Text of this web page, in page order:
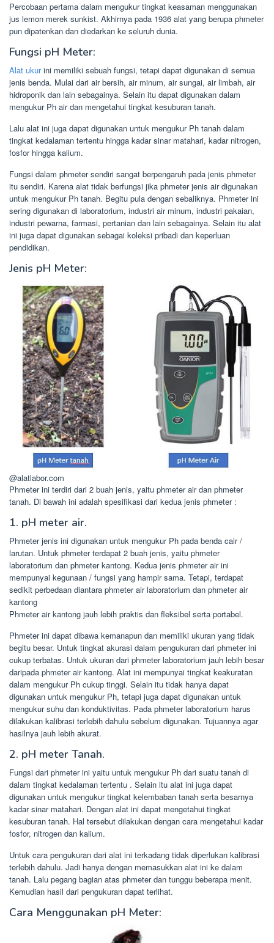
Percobaan pertama dalam mengukur tingkat keasaman menggunakan
jus lemon merek sunkist. Akhirnya pada 1936 alat yang berupa phmeter
pun dipatenkan dan diedarkan ke seluruh dunia.
Fungsi pH Meter:
Alat ukurini memiliki sebuah fungsi, tetapi dapat digunakan di semua
jenis benda. Mulai dari air bersih, air minum, air sungai, air limbah, air
hidroponik dan lain sebagainya. Selain itu dapat digunakan dalam
mengukur Ph air dan mengetahui tingkat kesuburan tanah.
Lalu alat ini juga dapat digunakan untuk mengukur Ph tanah dalam
tingkat kedalaman tertentu hingga kadar sinar matahari, kadar nitrogen,
fosfor hingga kalium.
Fungsi dalam phmeter sendiri sangat berpengaruh pada jenis phmeter
itu sendiri. Karena alat tidak berfungsi jika phmeter jenis air digunakan
untuk mengukur Ph tanah. Begitu pula dengan sebaliknya. Phmeter ini
sering digunakan di laboratorium, industri air minum, industri pakaian,
industri pewarna, farmasi, pertanian dan lain sebagainya. Selain itu alat
ini juga dapat digunakan sebagai koleksi pribadi dan keperluan
pendidikan.
Jenis pH Meter:
@alatlabor.com
Phmeter ini terdiri dari 2 buah jenis, yaitu phmeter air dan phmeter
tanah. Di bawah ini adalah spesifikasi dari kedua jenis phmeter :
1. pH meter air.
Phmeter jenis ini digunakan untuk mengukur Ph pada benda cair /
larutan. Untuk phmeter terdapat 2 buah jenis, yaitu phmeter
laboratorium dan phmeter kantong. Kedua jenis phmeter air ini
mempunyai kegunaan / fungsi yang hampir sama. Tetapi, terdapat
sedikit perbedaan diantara phmeter air laboratorium dan phmeter air
kantong
Phmeter air kantong jauh lebih praktis dan fleksibel serta portabel.
Phmeter ini dapat dibawa kemanapun dan memiliki ukuran yang tidak
begitu besar. Untuk tingkat akurasi dalam pengukuran dari phmeter ini
cukup terbatas. Untuk ukuran dari phmeter laboratorium jauh lebih besar
daripada phmeter air kantong. Alat ini mempunyai tingkat keakuratan
dalam mengukur Ph cukup tinggi. Selain itu tidak hanya dapat
digunakan untuk mengukur Ph, tetapi juga dapat digunakan untuk
mengukur suhu dan konduktivitas. Pada phmeter laboratorium harus
dilakukan kalibrasi terlebih dahulu sebelum digunakan. Tujuannya agar
hasilnya jauh lebih akurat.
2. pH meter Tanah.
Fungsi dari phmeter ini yaitu untuk mengukur Ph dari suatu tanah di
dalam tingkat kedalaman tertentu . Selain itu alat ini juga dapat
digunakan untuk mengukur tingkat kelembaban tanah serta besarnya
kadar sinar matahari. Dengan alat ini dapat mengetahui tingkat
kesuburan tanah. Hal tersebut dilakukan dengan cara mengetahui kadar
fosfor, nitrogen dan kalium.
Untuk cara pengukuran dari alat ini terkadang tidak diperlukan kalibrasi
terlebih dahulu. Jadi hanya dengan memasukkan alat ini ke dalam
tanah. Lalu pegang bagian atas phmeter dan tunggu beberapa menit.
Kemudian hasil dari pengukuran dapat terlihat.
Cara Menggunakan pH Meter: